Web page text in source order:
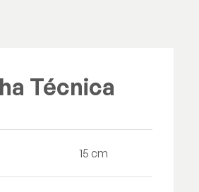
Técnica
15 cm